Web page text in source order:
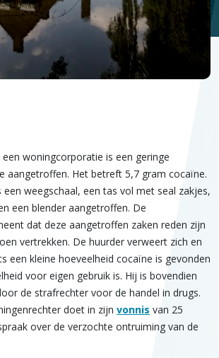
woningcorporatie is een geringe
aangetroffen. Het betreft 5,7 gram cocaïne.
weegschaal, een tas vol met seal zakjes,
een blender aangetroffen. De
dat deze aangetroffen zaken reden zijn
vertrekken. De huurder verweert zich en
een kleine hoeveelheid cocaïne is gevonden
voor eigen gebruik is. Hij is bovendien
de strafrechter voor de handel in drugs.
doet in zijn vonnis van 25
over de verzochte ontruiming van de